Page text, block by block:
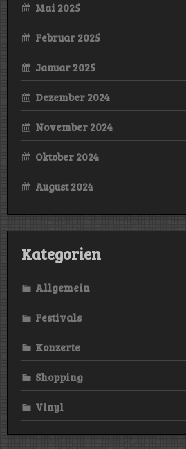
Mai 2025
Februar 2025
Januar 2025
Dezember 2024
November 2024
Oktober 2024
August 2024
Kategorien
Allgemein
Festivals
Konzerte
Shopping
Vinyl